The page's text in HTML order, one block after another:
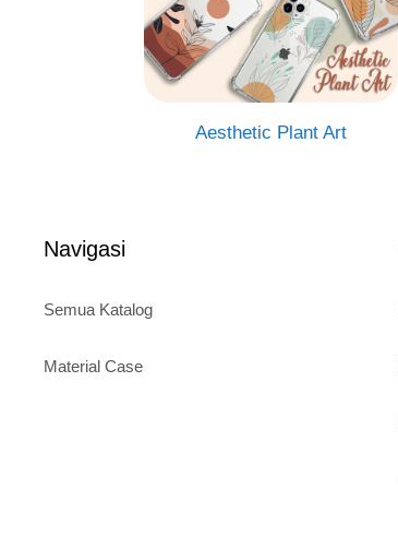
Aesthetic Plant Art
Navigasi
Semua Katalog
Material Case